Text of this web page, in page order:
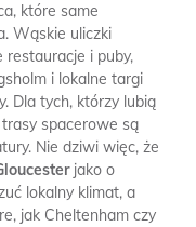
które same
Wąskie uliczki
i puby,
i lokalne targi
Dla tych, którzy lubią
spacerowe są
Nie dziwi więc, że
jako o
lokalny klimat, a
jak Cheltenham czy